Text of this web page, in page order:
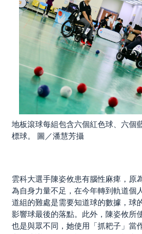
地板滾球每組包含六個紅色球、六個
標球。 圖／潘慧芳攝
雲科大選手陳姿攸患有腦性麻痺，原
為自身力量不足，在今年轉到軌道個
道組的難處是需要知道球的數據，球
影響球最後的落點。此外，陳姿攸所
也是與眾不同，她使用「抓耙子」當